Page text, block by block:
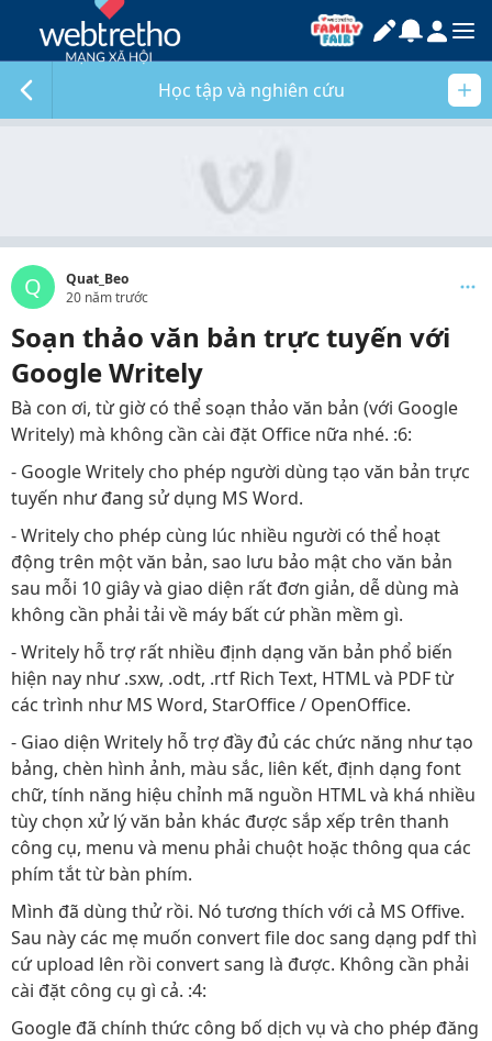
Học tập và nghiên cứu
Q
Quat_Beo
20 năm trước
Soạn thảo văn bản trực tuyến với
Google Writely
Bà con ơi, từ giờ có thể soạn thảo văn bản (với Google
Writely) mà không cần cài đặt Office nữa nhé. :6:
- Google Writely cho phép người dùng tạo văn bản trực
tuyến như đang sử dụng MS Word.
- Writely cho phép cùng lúc nhiều người có thể hoạt
động trên một văn bản, sao lưu bảo mật cho văn bản
sau mỗi 10 giây và giao diện rất đơn giản, dễ dùng mà
không cần phải tải về máy bất cứ phần mềm gì.
- Writely hỗ trợ rất nhiều định dạng văn bản phổ biến
hiện nay như .sxw, .odt, .rtf Rich Text, HTML và PDF từ
các trình như MS Word, StarOffice / OpenOffice.
- Giao diện Writely hỗ trợ đầy đủ các chức năng như tạo
bảng, chèn hình ảnh, màu sắc, liên kết, định dạng font
chữ, tính năng hiệu chỉnh mã nguồn HTML và khá nhiều
tùy chọn xử lý văn bản khác được sắp xếp trên thanh
công cụ, menu và menu phải chuột hoặc thông qua các
phím tắt từ bàn phím.
Mình đã dùng thử rồi. Nó tương thích với cả MS Offive.
Sau này các mẹ muốn convert file doc sang dạng pdf thì
cứ upload lên rồi convert sang là được. Không cần phải
cài đặt công cụ gì cả. :4:
Google đã chính thức công bố dịch vụ và cho phép đăng